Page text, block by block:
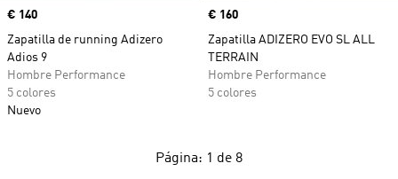
Precio
€ 140
Zapatilla de running Adizero
Adios 9
Hombre Performance
5 colores
Nuevo
Precio
€ 160
Zapatilla ADIZERO EVO SL ALL
TERRAIN
Hombre Performance
5 colores
Página: 1 de 8